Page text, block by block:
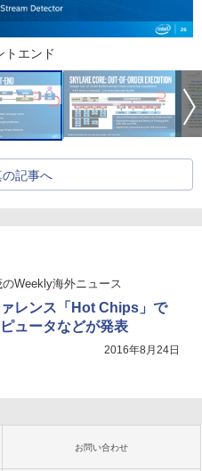
トエンド
の記事へ
Weekly海外ニュース
レンス「Hot Chips」で
ュータなどが発表
2016年8月24日
お問い合わせ